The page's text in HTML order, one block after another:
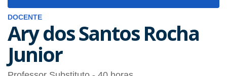
DOCENTE
Ary dos Santos Rocha
Junior